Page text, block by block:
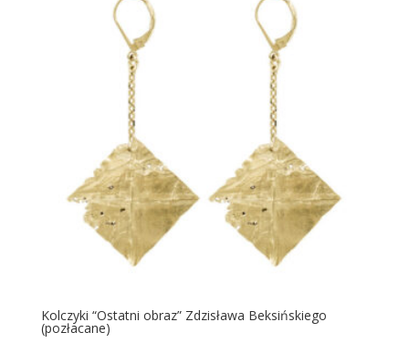
Kolczyki “Ostatni obraz” Zdzisława Beksińskiego
(pozłacane)